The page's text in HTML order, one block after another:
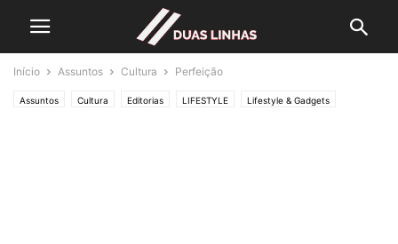
Início Assuntos Cultura Perfeição
Assuntos Cultura Editorias LIFESTYLE Lifestyle & Gadgets